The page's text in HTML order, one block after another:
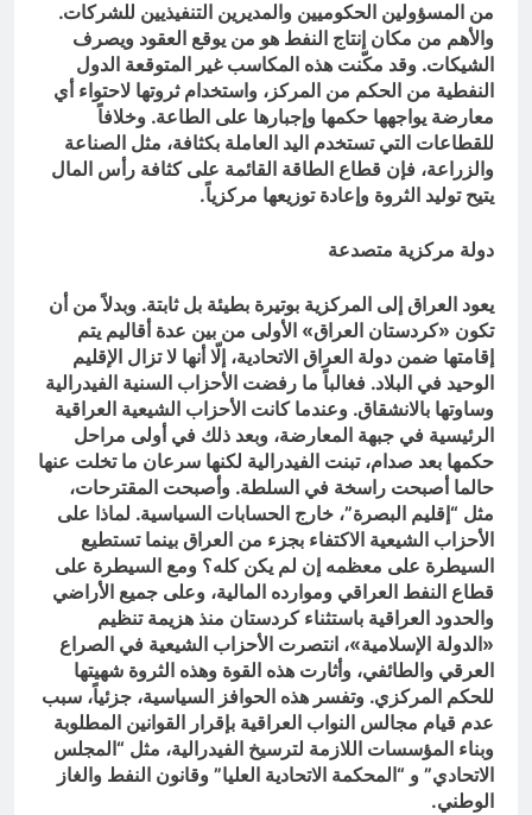
من المسؤولين الحكوميين والمديرين التنفيذيين للشركات.
والأهم من مكان إنتاج النفط هو من يوقع العقود ويصرف
الشيكات. وقد مكّنت هذه المكاسب غير المتوقعة الدول
النفطية من الحكم من المركز، واستخدام ثروتها لاحتواء أي
معارضة يواجهها حكمها وإجبارها على الطاعة. وخلافاً
للقطاعات التي تستخدم اليد العاملة بكثافة، مثل الصناعة
والزراعة، فإن قطاع الطاقة القائمة على كثافة رأس المال
يتيح توليد الثروة وإعادة توزيعها مركزياً.
دولة مركزية متصدعة
يعود العراق إلى المركزية بوتيرة بطيئة بل ثابتة. وبدلاً من أن
تكون «كردستان العراق» الأولى من بين عدة أقاليم يتم
إقامتها ضمن دولة العراق الاتحادية، إلّا أنها لا تزال الإقليم
الوحيد في البلاد. فغالباً ما رفضت الأحزاب السنية الفيدرالية
وساوتها بالانشقاق. وعندما كانت الأحزاب الشيعية العراقية
الرئيسية في جبهة المعارضة، وبعد ذلك في أولى مراحل
حكمها بعد صدام، تبنت الفيدرالية لكنها سرعان ما تخلت عنها
حالما أصبحت راسخة في السلطة. وأصبحت المقترحات،
مثل “إقليم البصرة”، خارج الحسابات السياسية. لماذا على
الأحزاب الشيعية الاكتفاء بجزء من العراق بينما تستطيع
السيطرة على معظمه إن لم يكن كله؟ ومع السيطرة على
قطاع النفط العراقي وموارده المالية، وعلى جميع الأراضي
والحدود العراقية باستثناء كردستان منذ هزيمة تنظيم
«الدولة الإسلامية»، انتصرت الأحزاب الشيعية في الصراع
العرقي والطائفي، وأثارت هذه القوة وهذه الثروة شهيتها
للحكم المركزي. وتفسر هذه الحوافز السياسية، جزئياً، سبب
عدم قيام مجالس النواب العراقية بإقرار القوانين المطلوبة
وبناء المؤسسات اللازمة لترسيخ الفيدرالية، مثل “المجلس
الاتحادي” و “المحكمة الاتحادية العليا” وقانون النفط والغاز
الوطني.